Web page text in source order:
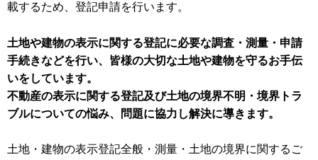
載するため、登記申請を行います。
土地や建物の表示に関する登記に必要な調査・測量・申請
手続きなどを行い、皆様の大切な土地や建物を守るお手伝
いをしています。
不動産の表示に関する登記及び土地の境界不明・境界トラ
ブルについての悩み、問題に協力し解決に導きます。
土地・建物の表示登記全般・測量・土地の境界に関するご